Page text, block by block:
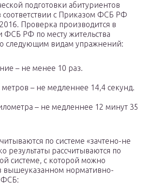
подготовки абитуриентов
соответствии с Приказом ФСБ РФ
Проверка производится в
ФСБ РФ по месту жительства
следующим видам упражнений:
– не менее 10 раз.
метров – не медленнее 14,4 секунд.
– не медленнее 12 минут 35
по системе «зачтено-не
результаты рассчитываются по
системе, с которой можно
вышеуказанном нормативно-
ФСБ: